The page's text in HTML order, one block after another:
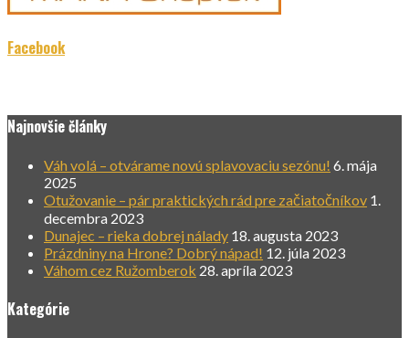
Facebook
Najnovšie články
Váh volá – otvárame novú splavovaciu sezónu! 6. mája
2025
Otužovanie – pár praktických rád pre začiatočníkov 1.
decembra 2023
Dunajec – rieka dobrej nálady 18. augusta 2023
Prázdniny na Hrone? Dobrý nápad! 12. júla 2023
Váhom cez Ružomberok 28. apríla 2023
Kategórie